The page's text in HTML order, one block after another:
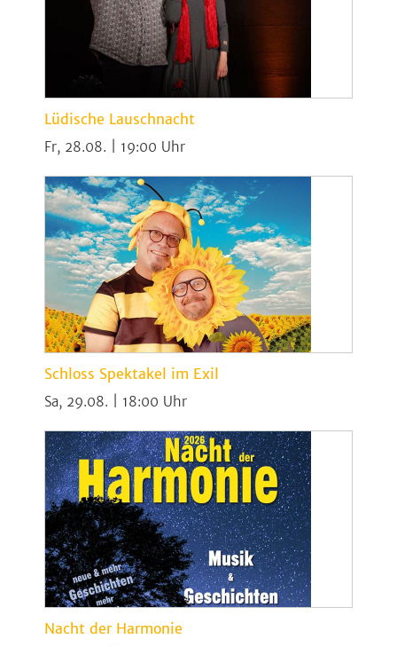
Lüdische Lauschnacht
Fr, 28.08. | 19:00
Schloss Spektakel im Exil
Sa, 29.08. | 18:00
Nacht der Harmonie